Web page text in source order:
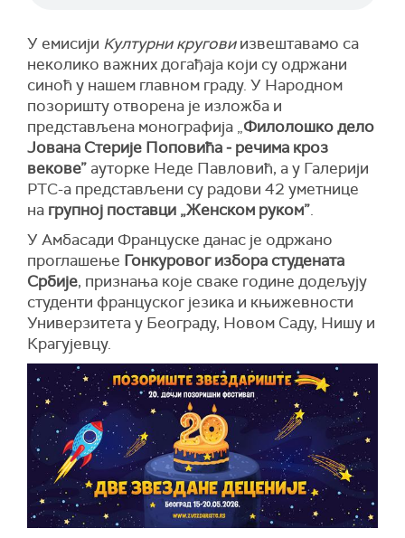
У емисији Културни круговиизвештавамо са
неколико важних догађаја који су одржани
синоћ у нашем главном граду. У Народном
позоришту отворена је изложба и
представљена монографија „Филолошко дело
Јована Стерије Поповића‒ речима кроз
векове” ауторке Неде Павловић, а у Галерији
РТС-а представљени су радови 42 уметнице
на групној поставци „Женском руком”.
У Амбасади Француске данас је одржано
проглашење Гонкуровог избора студената
Србије, признања које сваке године додељују
студенти француског језика и књижевности
Универзитета у Београду, Новом Саду, Нишу и
Крагујевцу.